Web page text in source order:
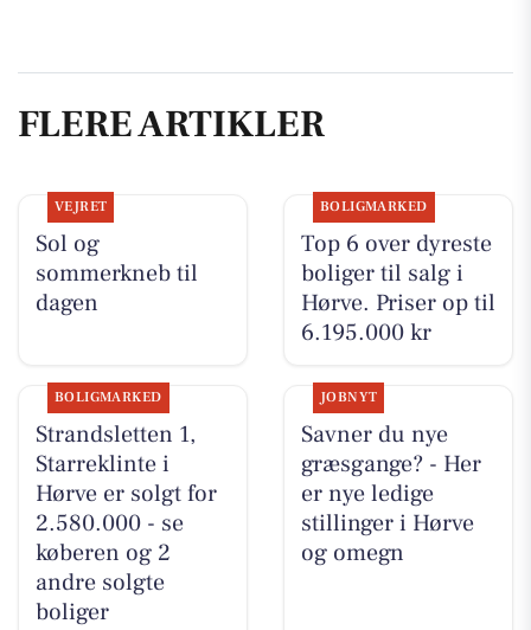
FLERE ARTIKLER
VEJRET
Sol og
sommerkneb til
dagen
BOLIGMARKED
Top 6 over dyreste
boliger til salg i
Hørve. Priser op til
6.195.000 kr
BOLIGMARKED
Strandsletten 1,
Starreklinte i
Hørve er solgt for
2.580.000 - se
køberen og 2
andre solgte
boliger
JOBNYT
Savner du nye
græsgange? - Her
er nye ledige
stillinger i Hørve
og omegn